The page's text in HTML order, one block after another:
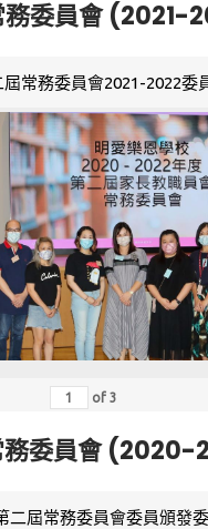
務委員會 (2021-
屆常務委員會2021-2022委
of3
務委員會 (2020-
二屆常務委員會委員頒發